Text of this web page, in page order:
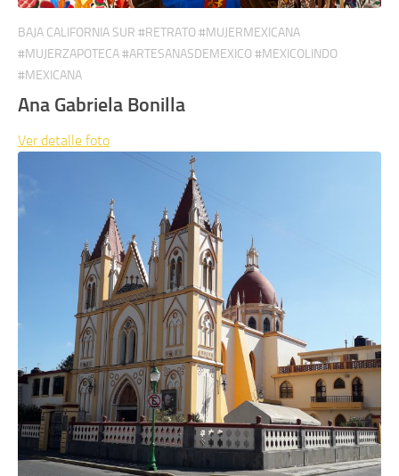
BAJA CALIFORNIA SUR #RETRATO #MUJERMEXICANA
#MUJERZAPOTECA #ARTESANASDEMEXICO #MEXICOLINDO
#MEXICANA
Ana Gabriela Bonilla
Ver detalle foto